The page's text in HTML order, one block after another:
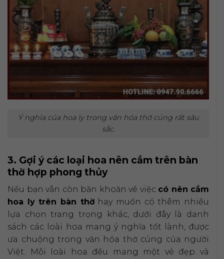
Ý nghĩa của hoa ly trong văn hóa thờ cúng rất sâu
sắc.
3. Gợi ý các loại hoa nên cắm trên bàn
thờ hợp phong thủy
Nếu bạn vẫn còn băn khoăn về việc có nên cắm
hoa ly trên bàn thờhay muốn có thêm nhiều
lựa chọn trang trọng khác, dưới đây là danh
sách các loài hoa mang ý nghĩa tốt lành, được
ưa chuộng trong văn hóa thờ cúng của người
Việt. Mỗi loài hoa đều mang một vẻ đẹp và